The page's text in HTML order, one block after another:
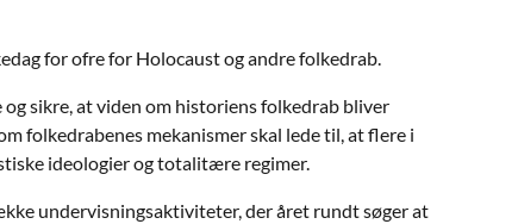
for ofre for Holocaust og andre folkedrab.
sikre, at viden om historiens folkedrab bliver
folkedrabenes mekanismer skal lede til, at flere i
ideologier og totalitære regimer.
undervisningsaktiviteter, der året rundt søger at